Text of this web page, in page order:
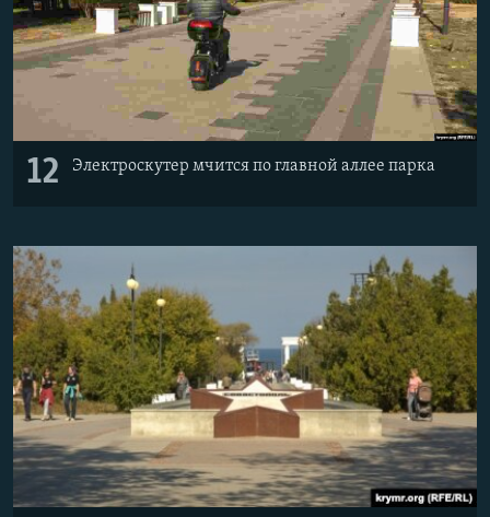
12 Электроскутер мчится по главной аллее парка